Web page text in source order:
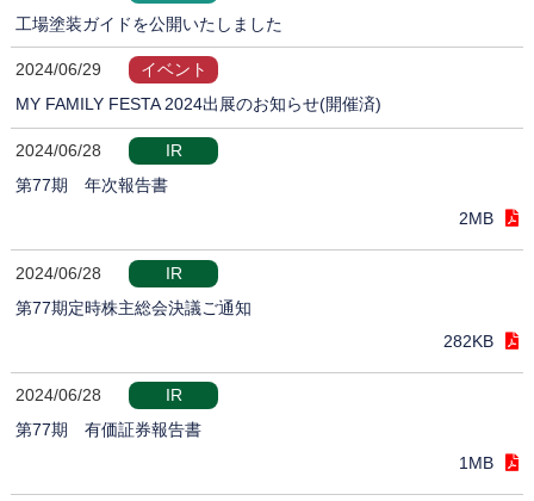
工場塗装ガイドを公開いたしました
2024/06/29
イベント
MY FAMILY FESTA 2024出展のお知らせ(開催済)
2024/06/28
IR
第77期 年次報告書
2MB
2024/06/28
IR
第77期定時株主総会決議ご通知
282KB
2024/06/28
IR
第77期 有価証券報告書
1MB